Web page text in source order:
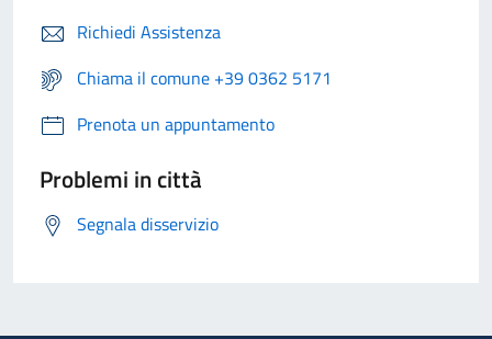
Richiedi Assistenza
Chiama il comune +39 0362 5171
Prenota un appuntamento
Problemi in città
Segnala disservizio